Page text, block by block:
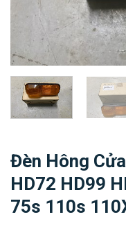
Đèn Hông
HD72 HD99
75s 110s